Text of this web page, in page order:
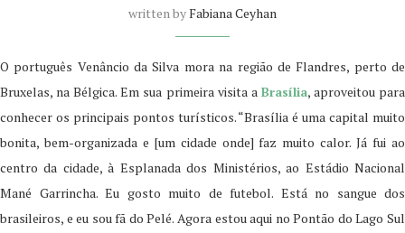
written byFabiana Ceyhan
O português Venâncio da Silva mora na região de Flandres, perto de
Bruxelas, na Bélgica. Em sua primeira visita a Brasília, aproveitou para
conhecer os principais pontos turísticos. “Brasília é uma capital muito
bonita, bem-organizada e [um cidade onde] faz muito calor. Já fui ao
centro da cidade, à Esplanada dos Ministérios, ao Estádio Nacional
Mané Garrincha. Eu gosto muito de futebol. Está no sangue dos
brasileiros, e eu sou fã do Pelé. Agora estou aqui no Pontão do Lago Sul